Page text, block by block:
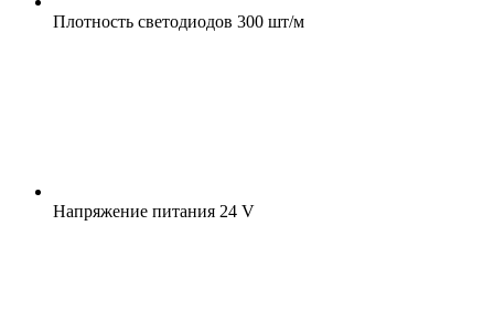
Плотность светодиодов 300 шт/м
Напряжение питания 24 V